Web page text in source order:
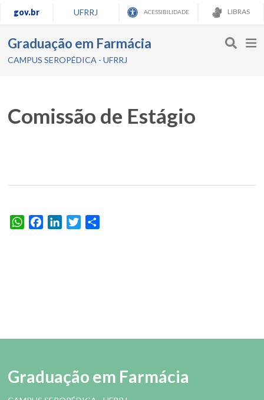
gov.br UFRRJ ACESSIBILIDADE LIBRAS
Graduação em Farmácia
CAMPUS SEROPÉDICA - UFRRJ
Comissão de Estágio
WhatsAppFacebookLinkedInTwitter
Graduação em Farmácia